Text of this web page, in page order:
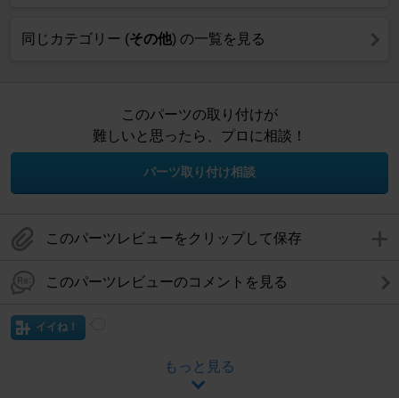
同じカテゴリー (その他) の一覧を見る
このパーツの取り付けが
難しいと思ったら、プロに相談！
パーツ取り付け相談
このパーツレビューをクリップして保存
このパーツレビューのコメントを見る
イイね！
もっと見る